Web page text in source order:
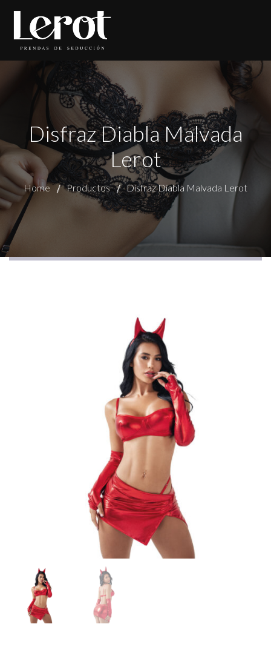
Disfraz Diabla Malvada
Lerot
Home Productos Disfraz Diabla Malvada Lerot